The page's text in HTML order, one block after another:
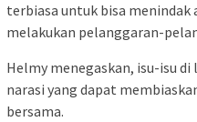
terbiasa untuk bisa
melakukan pelanggaran-
Helmy menegaskan, isu-isu
narasi yang dapat
bersama.